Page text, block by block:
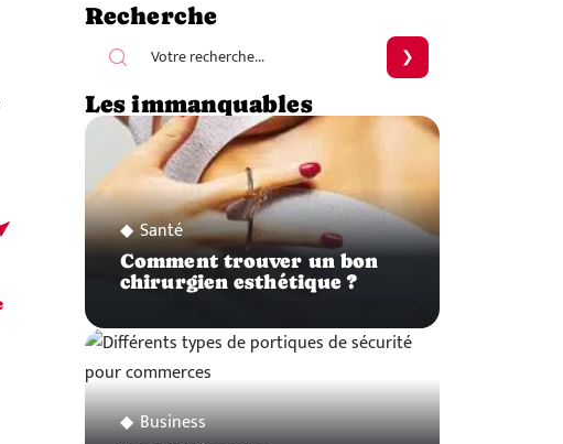
Recherche
Les immanquables
Santé
Comment trouver un bon
chirurgien esthétique ?
Business